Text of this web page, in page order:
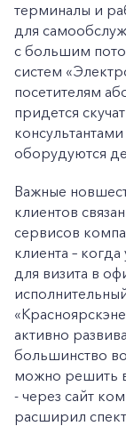
терминалы и
для
с большим
систем
посетителям
придется
оборудуются
Важные
клиентов
сервисов
клиента –
для визита в
активно
большинство
можно решить
- через сайт
расширил